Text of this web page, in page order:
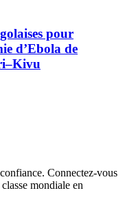
pour
d’Ebola de
Connectez-vous
mondiale en